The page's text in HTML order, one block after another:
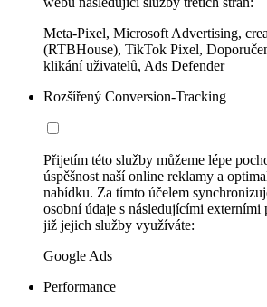
Meta-Pixel, Microsoft Advertising,
(RTBHouse), TikTok Pixel,
klikání uživatelů, Ads Defender
Rozšířený Conversion-Tracking
Přijetím této služby můžeme lépe
úspěšnost naší online reklamy a
nabídku. Za tímto účelem
osobní údaje s následujícími externími
již jejich služby využíváte:
Google Ads
Performance